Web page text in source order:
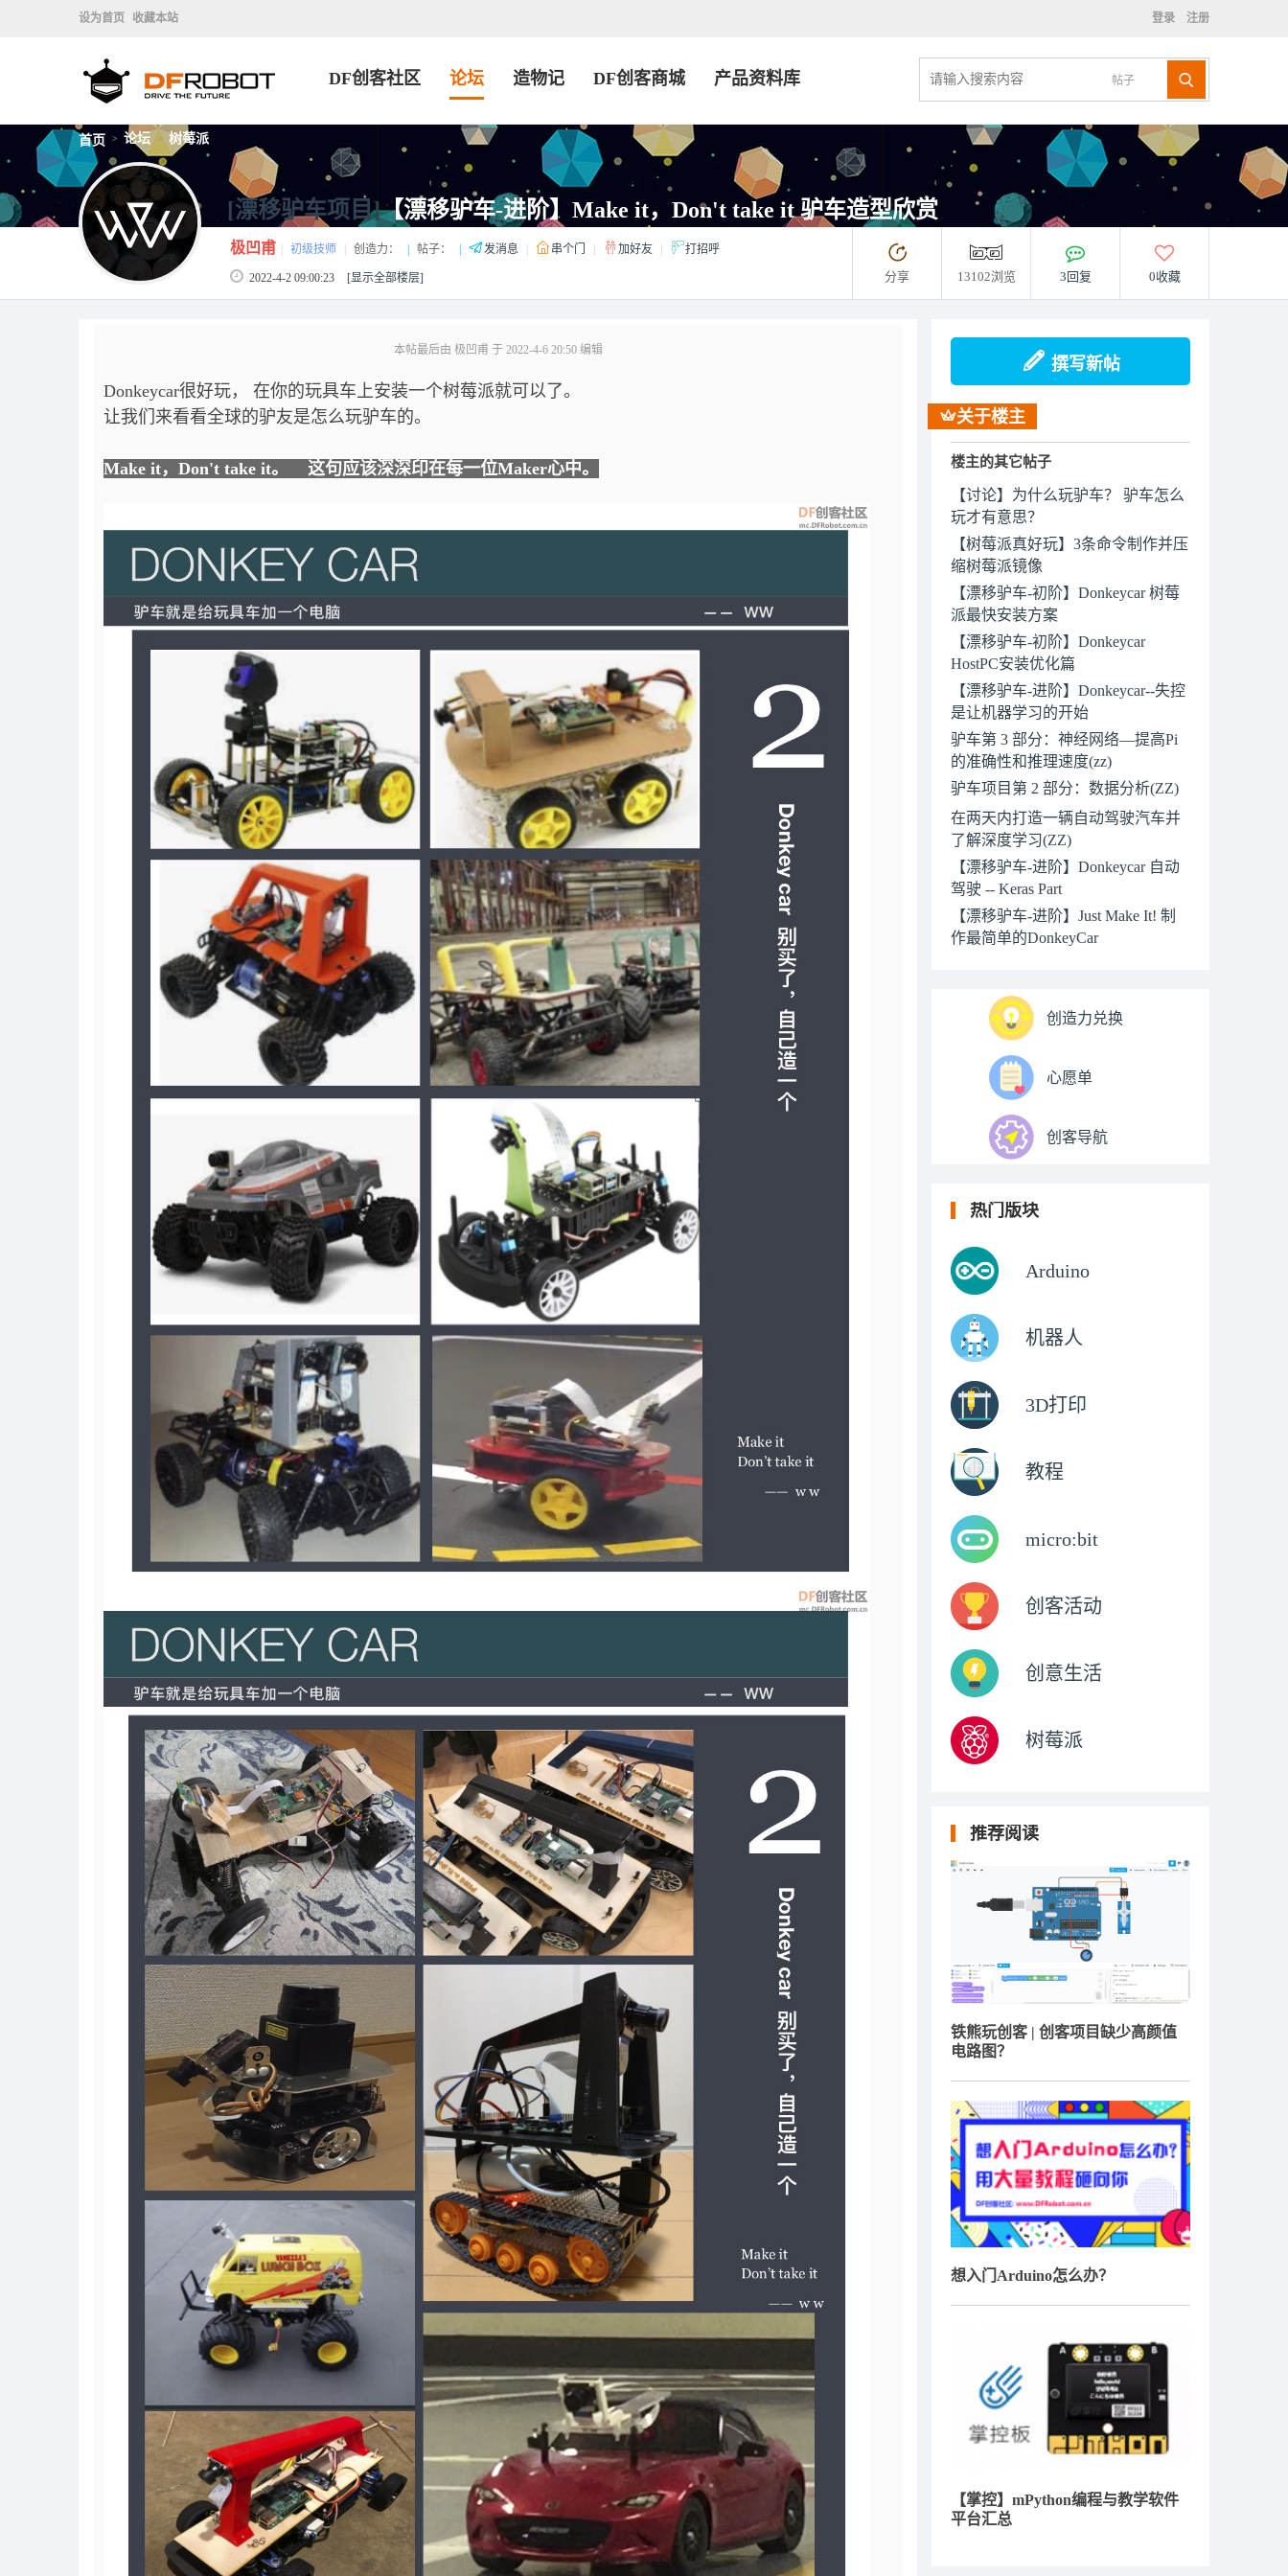
设为首页 收藏本站 登录 注册
帖子
DF创客社区 论坛 造物记 DF创客商城 产品资料库
首页 > 论坛 > 树莓派
[漂移驴车项目]【漂移驴车-进阶】Make it，Don't take it 驴车造型欣赏
极凹甫 初级技师 创造力： 帖子： 发消息 串个门 加好友 打招呼
2022-4-2 09:00:23 [显示全部楼层] 分享 13102浏览 3回复 0收藏
本帖最后由 极凹甫 于 2022-4-6 20:50 编辑
Donkeycar很好玩， 在你的玩具车上安装一个树莓派就可以了。
让我们来看看全球的驴友是怎么玩驴车的。
Make it，Don't take it。 这句应该深深印在每一位Maker心中。
撰写新帖
关于楼主
楼主的其它帖子
【讨论】为什么玩驴车？ 驴车怎么
玩才有意思？
【树莓派真好玩】3条命令制作并压
缩树莓派镜像
【漂移驴车-初阶】Donkeycar 树莓
派最快安装方案
【漂移驴车-初阶】Donkeycar
HostPC安装优化篇
【漂移驴车-进阶】Donkeycar--失控
是让机器学习的开始
驴车第 3 部分：神经网络—提高Pi
的准确性和推理速度(zz)
驴车项目第 2 部分：数据分析(ZZ)
在两天内打造一辆自动驾驶汽车并
了解深度学习(ZZ)
【漂移驴车-进阶】Donkeycar 自动
驾驶 -- Keras Part
【漂移驴车-进阶】Just Make It! 制
作最简单的DonkeyCar
创造力兑换
心愿单
创客导航
热门版块
Arduino
机器人
3D打印
教程
micro:bit
创客活动
创意生活
树莓派
推荐阅读
铁熊玩创客 | 创客项目缺少高颜值
电路图？
想入门Arduino怎么办？
【掌控】mPython编程与教学软件
平台汇总